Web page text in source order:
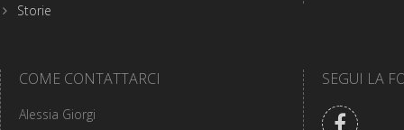
Storie
COME CONTATTARCI
Alessia Giorgi
SEGUI LA